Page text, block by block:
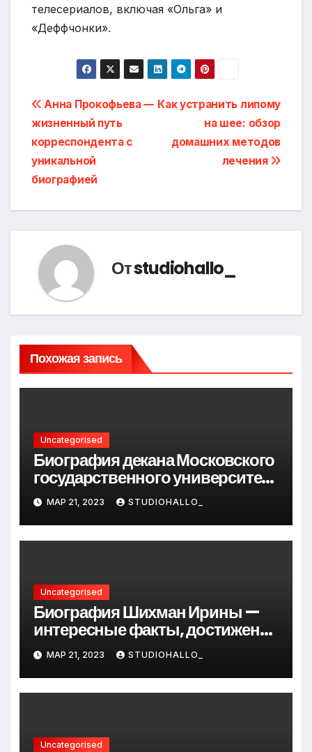
телесериалов, включая «Ольга» и
«Деффчонки».
Навигация
по
записям
Как устранить липому
на шее: обзор
домашних методов
лечения
Анна Прокофьева —
жизненный путь
корреспондента с
уникальной
биографией
Отstudiohallo_
Похожая запись
Uncategorised
Биография декана Московского
государственного университета
Андрея Сидорова — от студента
до руководителя
МАР 21, 2023 STUDIOHALLO_
Uncategorised
Биография Шихман Ирины —
интересные факты, достижения
и путь к успеху
МАР 21, 2023 STUDIOHALLO_
Uncategorised